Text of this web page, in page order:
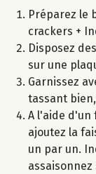
Préparez le
crackers +
Disposez
sur une
Garnissez
tassant
A l'aide d'un
ajoutez la
un par un.
assaisonnez